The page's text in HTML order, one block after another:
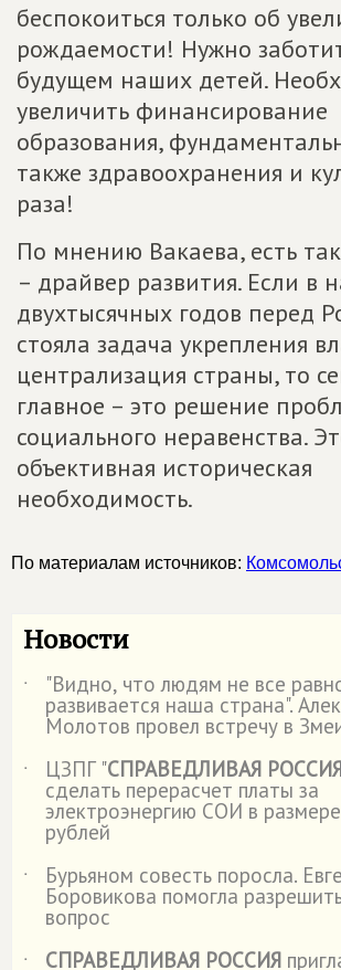
беспокоиться только об
рождаемости! Нужно
будущем наших детей.
увеличить финансирование
образования,
также здравоохранения и
раза!
По мнению Вакаева, есть
– драйвер развития. Если в
двухтысячных годов перед
стояла задача укрепления
централизация страны, то
главное – это решение
социального неравенства.
объективная историческая
необходимость.
По материалам источников:
Новости
˙ "Видно, что людям не все
развивается наша страна".
Молотов провел встречу в
˙
ЦЗПГ "СПРАВЕДЛИВАЯ
сделать перерасчет платы за
электроэнергию СОИ в
рублей
˙
Бурьяном совесть поросла.
Боровикова помогла
вопрос
СПРАВЕДЛИВАЯ РОССИЯ